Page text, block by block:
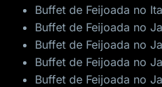
Buffet de Feijoada no
Buffet de Feijoada no
Buffet de Feijoada no
Buffet de Feijoada no
Buffet de Feijoada no